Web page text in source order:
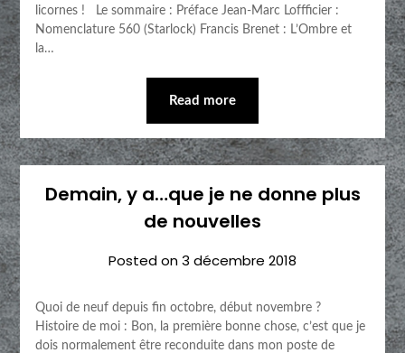
licornes ! Le sommaire : Préface Jean-Marc Loffficier :
Nomenclature 560 (Starlock) Francis Brenet : L’Ombre et
la…
Read more
Demain, y a…que je ne donne plus
de nouvelles
Posted on3 décembre 2018
Quoi de neuf depuis fin octobre, début novembre ?
Histoire de moi : Bon, la première bonne chose, c’est que je
dois normalement être reconduite dans mon poste de